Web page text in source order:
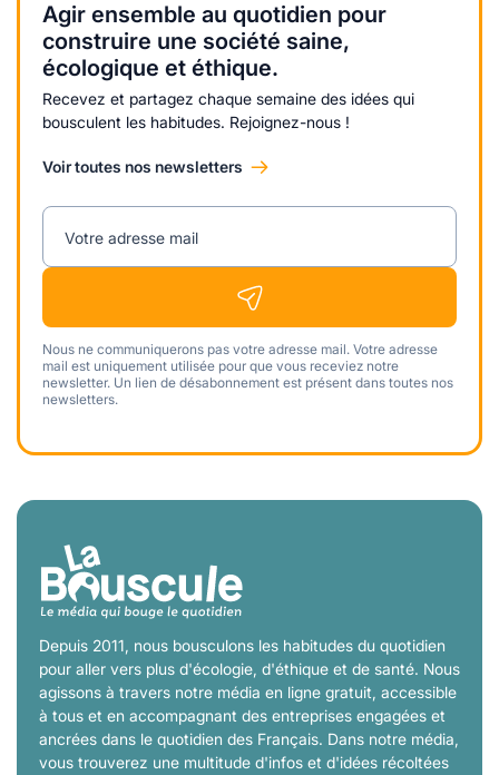
Agir ensemble au quotidien pour
construire une société saine,
écologique et éthique.
Recevez et partagez chaque semaine des idées qui
bousculent les habitudes. Rejoignez-nous !
Voir toutes nos newsletters
Votre adresse mail
Nous ne communiquerons pas votre adresse mail. Votre adresse
mail est uniquement utilisée pour que vous receviez notre
newsletter. Un lien de désabonnement est présent dans toutes nos
newsletters.
Depuis 2011, nous bousculons les habitudes du quotidien
pour aller vers plus d'écologie, d'éthique et de santé. Nous
agissons à travers notre média en ligne gratuit, accessible
à tous et en accompagnant des entreprises engagées et
ancrées dans le quotidien des Français. Dans notre média,
vous trouverez une multitude d'infos et d'idées récoltées